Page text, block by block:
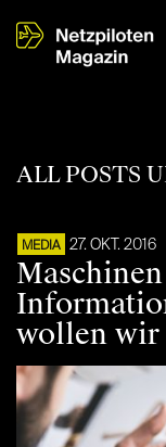
ALL POSTS
MEDIA 27. OKT. 2016
wollen wir